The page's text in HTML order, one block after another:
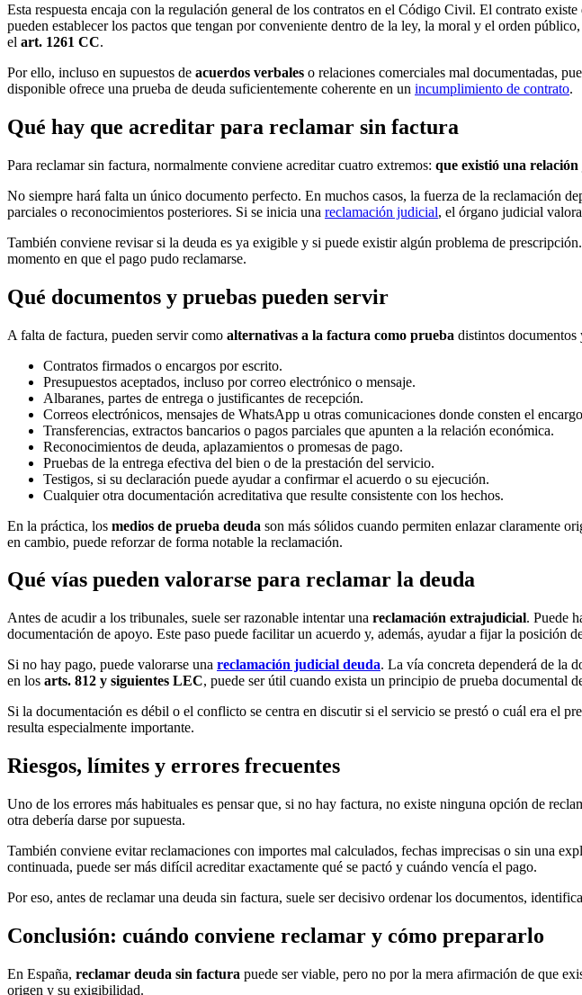
Esta respuesta encaja con la regulación general de los contratos en el Código Civil. El contrato
pueden establecer los pactos que tengan por conveniente dentro de la ley, la moral y el orden
el art. 1261 CC.
Por ello, incluso en supuestos de acuerdos verbales o relaciones comerciales mal documentadas,
disponible ofrece una prueba de deuda suficientemente coherente en un incumplimiento de contrato.
Qué hay que acreditar para reclamar sin factura
Para reclamar sin factura, normalmente conviene acreditar cuatro extremos: que existió una
No siempre hará falta un único documento perfecto. En muchos casos, la fuerza de la reclamación
parciales o reconocimientos posteriores. Si se inicia una reclamación judicial, el órgano judicial
También conviene revisar si la deuda es ya exigible y si puede existir algún problema de
momento en que el pago pudo reclamarse.
Qué documentos y pruebas pueden servir
A falta de factura, pueden servir como alternativas a la factura como prueba distintos documentos
Contratos firmados o encargos por escrito.
Presupuestos aceptados, incluso por correo electrónico o mensaje.
Albaranes, partes de entrega o justificantes de recepción.
Correos electrónicos, mensajes de WhatsApp u otras comunicaciones donde consten el
Transferencias, extractos bancarios o pagos parciales que apunten a la relación económica.
Reconocimientos de deuda, aplazamientos o promesas de pago.
Pruebas de la entrega efectiva del bien o de la prestación del servicio.
Testigos, si su declaración puede ayudar a confirmar el acuerdo o su ejecución.
Cualquier otra documentación acreditativa que resulte consistente con los hechos.
En la práctica, los medios de prueba deuda son más sólidos cuando permiten enlazar claramente
en cambio, puede reforzar de forma notable la reclamación.
Qué vías pueden valorarse para reclamar la deuda
Antes de acudir a los tribunales, suele ser razonable intentar una reclamación extrajudicial. Puede
documentación de apoyo. Este paso puede facilitar un acuerdo y, además, ayudar a fijar la posición
Si no hay pago, puede valorarse una reclamación judicial deuda. La vía concreta dependerá de la
en los arts. 812 y siguientes LEC, puede ser útil cuando exista un principio de prueba documental
Si la documentación es débil o el conflicto se centra en discutir si el servicio se prestó o cuál era el
resulta especialmente importante.
Riesgos, límites y errores frecuentes
Uno de los errores más habituales es pensar que, si no hay factura, no existe ninguna opción de
otra debería darse por supuesta.
También conviene evitar reclamaciones con importes mal calculados, fechas imprecisas o sin una
continuada, puede ser más difícil acreditar exactamente qué se pactó y cuándo vencía el pago.
Por eso, antes de reclamar una deuda sin factura, suele ser decisivo ordenar los documentos,
Conclusión: cuándo conviene reclamar y cómo prepararlo
En España, reclamar deuda sin factura puede ser viable, pero no por la mera afirmación de que
origen y su exigibilidad.